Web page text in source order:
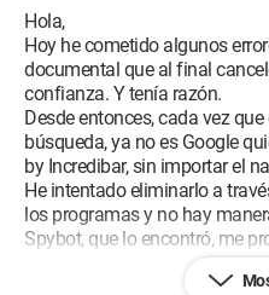
Hola,
Hoy he cometido algunos
documental que al final
confianza. Y tenía razón.
Desde entonces, cada vez
búsqueda, ya no es Google
by Incredibar, sin importar el
He intentado eliminarlo a
los programas y no hay
Spybot, que lo encontró, me
pero el problema sigue ahí.